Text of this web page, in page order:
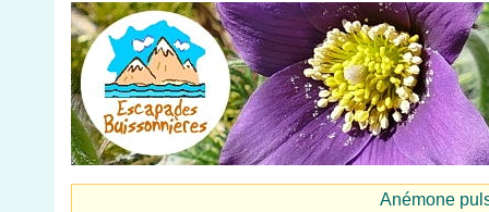
Anémone